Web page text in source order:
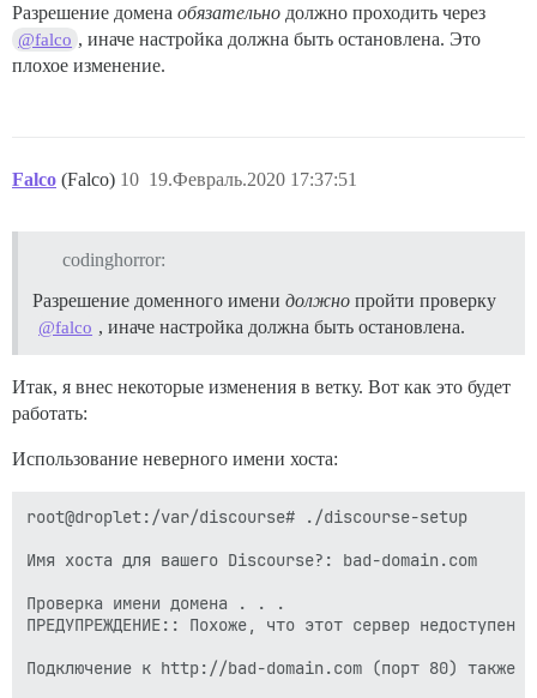
Разрешение домена обязательно должно проходить через
@falco , иначе настройка должна быть остановлена. Это
плохое изменение.
Falco (Falco) 19.Февраль.2020 17:37:51
10
codinghorror:
Разрешение доменного имени должно пройти проверку
@falco , иначе настройка должна быть остановлена.
Итак, я внес некоторые изменения в ветку. Вот как это будет
работать:
Использование неверного имени хоста:
root@droplet:/var/discourse# ./discourse-setup
Имя хоста для вашего Discourse?: bad-domain.com
Проверка имени домена . . .
ПРЕДУПРЕЖДЕНИЕ:: Похоже, что этот сервер недоступен
Подключение к http://bad-domain.com (порт 80) также